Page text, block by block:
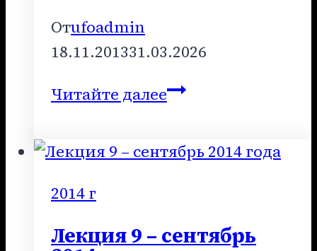
Отufoadmin
18.11.201331.03.2026
Читайте далееЛекция
ноябрь
2014 г
Лекция 9 – сентябрь